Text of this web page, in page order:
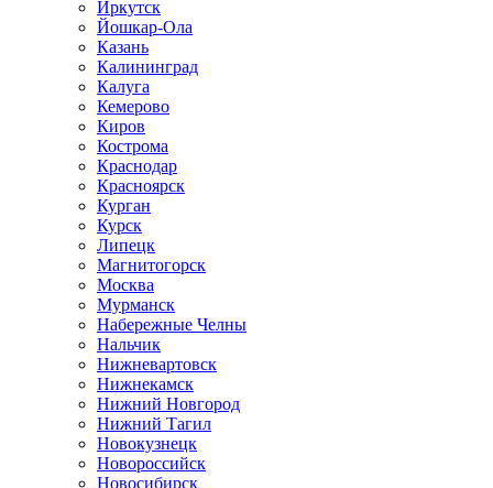
Иркутск
Йошкар-Ола
Казань
Калининград
Калуга
Кемерово
Киров
Кострома
Краснодар
Красноярск
Курган
Курск
Липецк
Магнитогорск
Москва
Мурманск
Набережные Челны
Нальчик
Нижневартовск
Нижнекамск
Нижний Новгород
Нижний Тагил
Новокузнецк
Новороссийск
Новосибирск